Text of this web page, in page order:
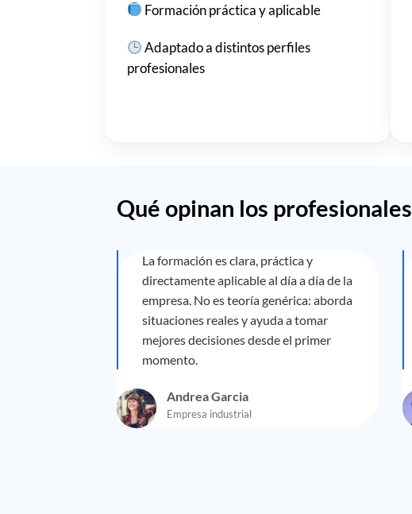
Formación práctica y aplicable
Adaptado a distintos perfiles
profesionales
Qué opinan los profesionales
La formación es clara, práctica y
directamente aplicable al día a día de la
empresa. No es teoría genérica: aborda
situaciones reales y ayuda a tomar
mejores decisiones desde el primer
momento.
Andrea Garcia
Empresa industrial